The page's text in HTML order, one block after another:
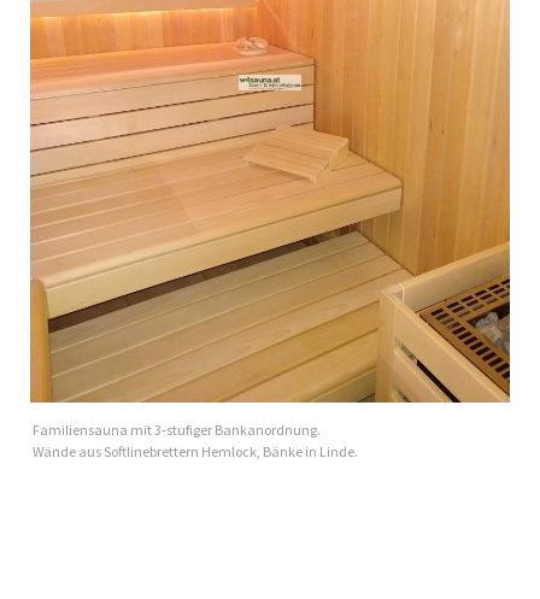
Familiensauna mit 3-stufiger Bankanordnung.
Wände aus Softlinebrettern Hemlock, Bänke in Linde.